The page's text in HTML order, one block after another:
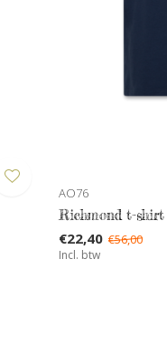
AO76
Richmond t-shirt
€22,40 €56,00
Incl. btw